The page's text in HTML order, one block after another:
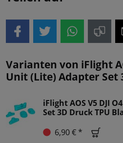
Varianten von iFlight
Unit (Lite) Adapter Set
iFlight AOS V5 DJI
Set 3D Druck TPU
6,90 € *